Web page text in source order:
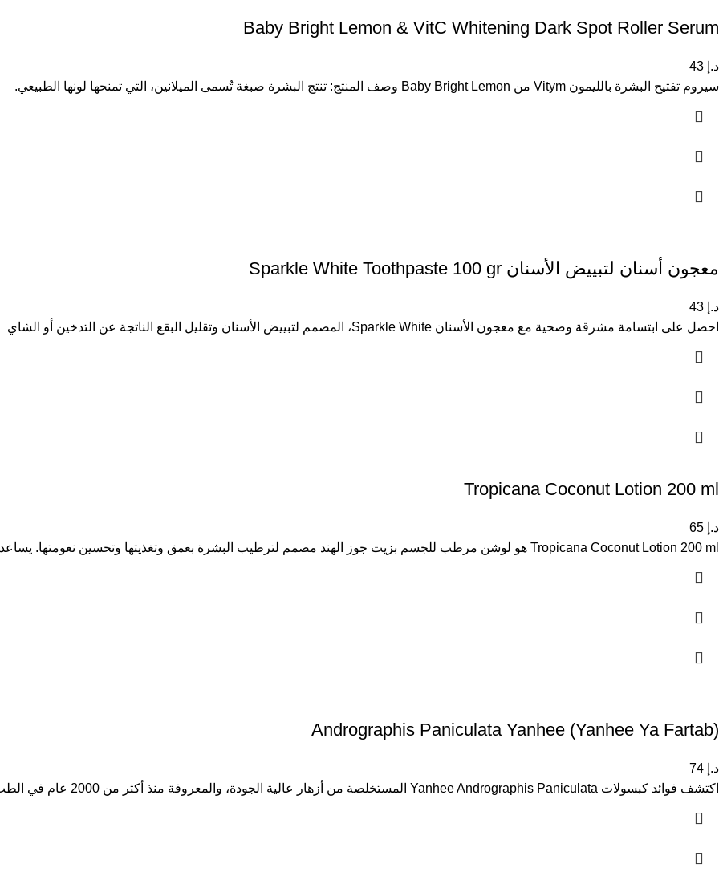
Baby Bright Lemon & VitC Whitening Dark Spot Roller Serum
د.إ
سيروم تفتيح البشرة بالليمون Vitym من Baby Bright Lemon وصف المنتج: تنتج البشرة صبغة تُسمى الميلانين، التي تمنحها لونها الطبيعي.
معجون أسنان لتبييض الأسنان Sparkle White Toothpaste 100 gr
د.إ
احصل على ابتسامة مشرقة وصحية مع معجون الأسنان Sparkle White، المصمم لتبييض الأسنان وتقليل البقع الناتجة عن التدخين أو الشاي
Tropicana Coconut Lotion 200 ml
د.إ
Tropicana Coconut Lotion 200 ml هو لوشن مرطب للجسم بزيت جوز الهند مصمم لترطيب البشرة بعمق وتغذيتها وتحسين نعومتها. يساعد
Andrographis Paniculata Yanhee (Yanhee Ya Fartab)
د.إ
اكتشف فوائد كبسولات Yanhee Andrographis Paniculata المستخلصة من أزهار عالية الجودة، والمعروفة منذ أكثر من 2000 عام في الطب الصيني